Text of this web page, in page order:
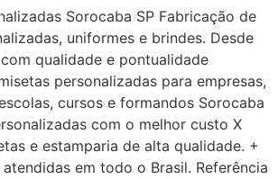
Sorocaba SP Fabricação de
uniformes e brindes. Desde
qualidade e pontualidade
personalizadas para empresas,
cursos e formandos Sorocaba
com o melhor custo X
e estamparia de alta qualidade. +
em todo o Brasil. Referência